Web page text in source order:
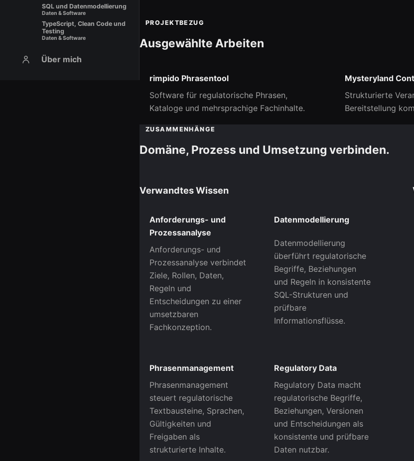
SQL und Datenmodellierung
Daten & Software
TypeScript, Clean Code und
Testing
Daten & Software
Über mich
PROJEKTBEZUG
Ausgewählte Arbeiten
rimpido Phrasentool
Software für regulatorische Phrasen,
Kataloge und mehrsprachige Fachinhalte.
Mysteryland
Strukturierte
Bereitstellung
ZUSAMMENHÄNGE
Domäne, Prozess und Umsetzung verbinden.
Verwandtes Wissen
Anforderungs- und
Prozessanalyse
Anforderungs- und
Prozessanalyse verbindet
Ziele, Rollen, Daten,
Regeln und
Entscheidungen zu einer
umsetzbaren
Fachkonzeption.
Datenmodellierung
Datenmodellierung
überführt regulatorische
Begriffe, Beziehungen
und Regeln in konsistente
SQL-Strukturen und
prüfbare
Informationsflüsse.
Phrasenmanagement
Phrasenmanagement
steuert regulatorische
Textbausteine, Sprachen,
Gültigkeiten und
Freigaben als
strukturierte Inhalte.
Regulatory Data
Regulatory Data macht
regulatorische Begriffe,
Beziehungen, Versionen
und Entscheidungen als
konsistente und prüfbare
Daten nutzbar.